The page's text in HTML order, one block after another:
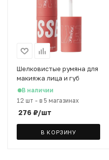
Шелковистые румяна для
макияжа лица и губ
PARISA Cheeky Kisses
т.09, 3,5 мл
В наличии
12 шт - в 5 магазинах
276 ₽/шт
В КОРЗИНУ